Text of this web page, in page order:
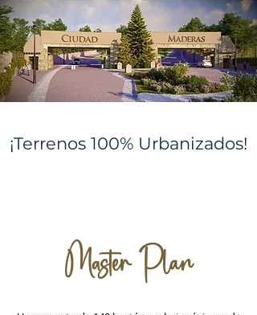
¡Terrenos 100% Urbanizados!
Master Plan